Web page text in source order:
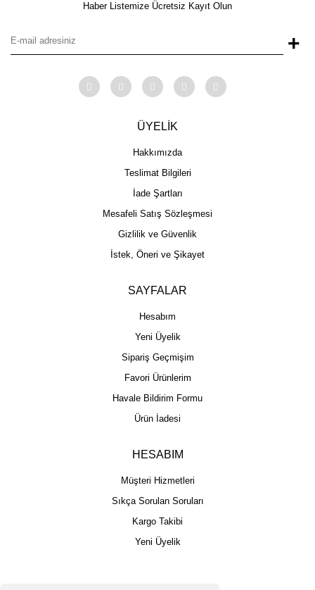
Haber Listemize Ücretsiz Kayıt Olun
+
ÜYELİK
Hakkımızda
Teslimat Bilgileri
İade Şartları
Mesafeli Satış Sözleşmesi
Gizlilik ve Güvenlik
İstek, Öneri ve Şikayet
SAYFALAR
Hesabım
Yeni Üyelik
Sipariş Geçmişim
Favori Ürünlerim
Havale Bildirim Formu
Ürün İadesi
HESABIM
Müşteri Hizmetleri
Sıkça Sorulan Soruları
Kargo Takibi
Yeni Üyelik